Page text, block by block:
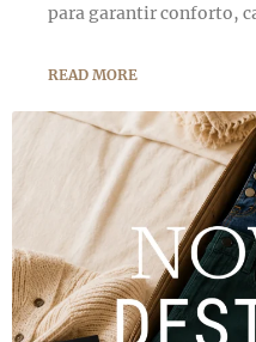
para garantir conforto,
READ MORE